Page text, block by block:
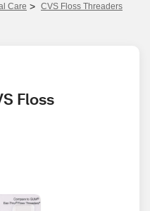
Care > CVS Floss Threaders
Floss